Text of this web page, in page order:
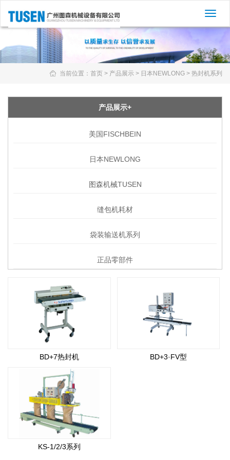
切
换
当前位置： 首页 > 产品展示 > 日本NEWLONG > 热封机系列
产品展示+
美国FISCHBEIN
日本NEWLONG
图森机械TUSEN
缝包机耗材
袋装输送机系列
正品零部件
BD+7热封机 BD+3·FV型
KS-1/2/3系列